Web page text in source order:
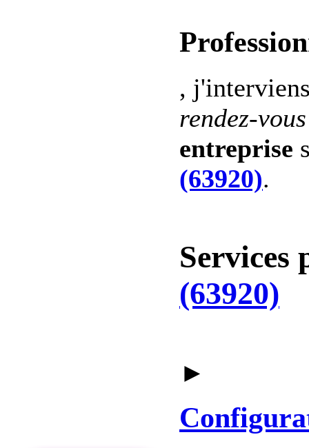
,
rendez-
entreprise
(63920).
Services
(63920)
►